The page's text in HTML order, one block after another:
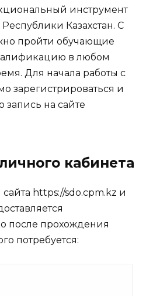
инструмент
Казахстан. С
пройти обучающие
в любом
Для начала работы с
зарегистрироваться и
запись на сайте
кабинета
https://sdo.cpm.kz и
после прохождения
потребуется: